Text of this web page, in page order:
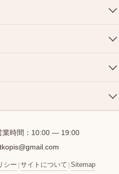
業時間：10:00 — 19:00
シー | サイトについて | Sitemap